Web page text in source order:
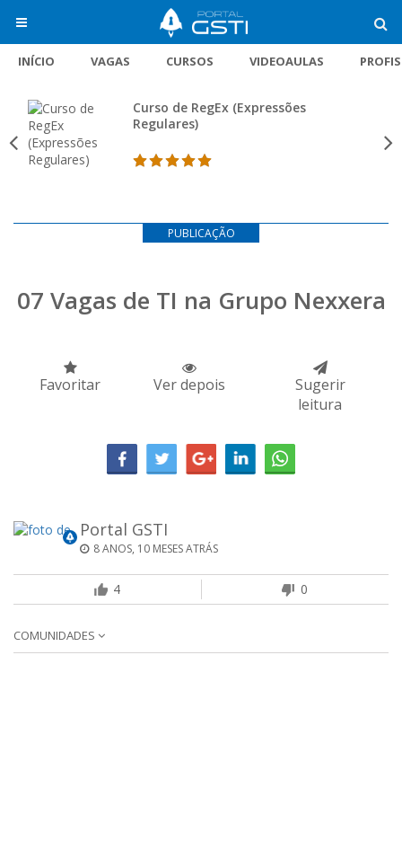
INÍCIO VAGAS CURSOS VIDEOAULAS
Curso de RegEx (Expressões
Regulares)
PUBLICAÇÃO
07 Vagas de TI na Grupo Nexxera
Favoritar Ver depois
Sugerir
leitura
Portal GSTI
8 ANOS, 10 MESES ATRÁS
4 0
COMUNIDADES